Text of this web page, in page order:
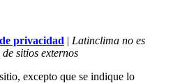
privacidad | Latinclima no es
sitios externos
excepto que se indique lo